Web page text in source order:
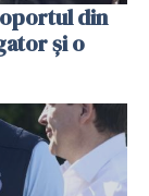
din
și o